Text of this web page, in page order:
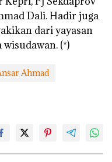
Dali. Hadir juga
dari yayasan
(*)
Ahmad